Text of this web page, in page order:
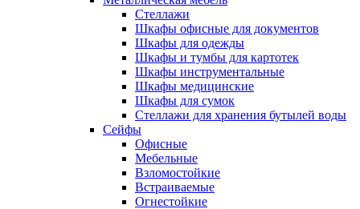
Стеллажи
Шкафы офисные для документов
Шкафы для одежды
Шкафы и тумбы для картотек
Шкафы инструментальные
Шкафы медицинские
Шкафы для сумок
Стеллажи для хранения бутылей воды
Сейфы
Офисные
Мебельные
Взломостойкие
Встраиваемые
Огнестойкие